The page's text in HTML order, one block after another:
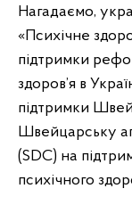
Нагадаємо,
«Психічне
підтримки
здоров’я в
підтримки
Швейцарську
(SDC) на
психічного